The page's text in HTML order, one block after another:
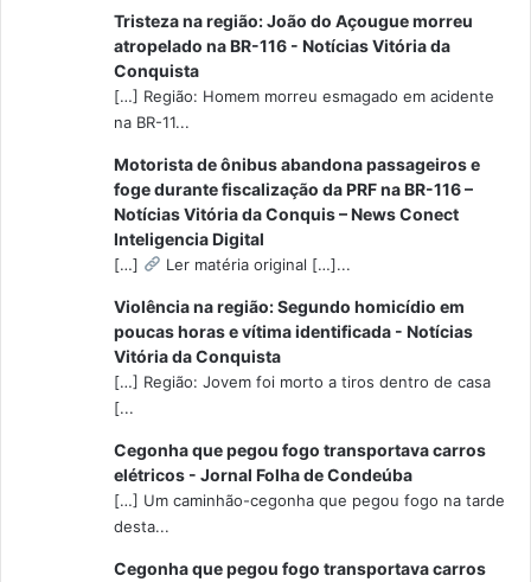
Tristeza na região: João do Açougue morreu
atropelado na BR-116 - Notícias Vitória da
Conquista
[…] Região: Homem morreu esmagado em acidente
na BR-11...
Motorista de ônibus abandona passageiros e
foge durante fiscalização da PRF na BR-116 –
Notícias Vitória da Conquis – News Conect
Inteligencia Digital
[…] Ler matéria original […]...
Violência na região: Segundo homicídio em
poucas horas e vítima identificada - Notícias
Vitória da Conquista
[…] Região: Jovem foi morto a tiros dentro de casa
[...
Cegonha que pegou fogo transportava carros
elétricos - Jornal Folha de Condeúba
[…] Um caminhão-cegonha que pegou fogo na tarde
desta...
Cegonha que pegou fogo transportava carros